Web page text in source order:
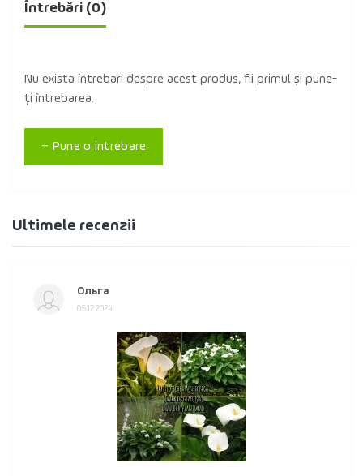
Întrebări (0)
Nu există întrebări despre acest produs, fii primul și pune-
ți întrebarea.
+ Pune o intrebare
Ultimele recenzii
Ольга
05.12.2024